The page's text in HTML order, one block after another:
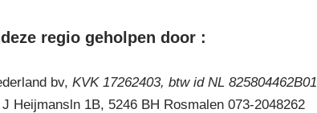
regio geholpen door :
bv, KVK 17262403, btw id NL 825804462B01
Heijmansln 1B, 5246 BH Rosmalen 073-2048262